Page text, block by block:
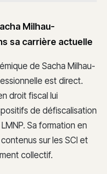
Milhau-
sa carrière actuelle
de Sacha Milhau-
est direct.
droit fiscal lui
de défiscalisation
Sa formation en
sur les SCI et
collectif.